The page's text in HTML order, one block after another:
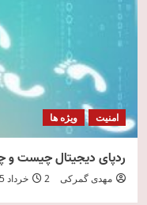
امنیت ویژه ها
ردپای دیجیتال چیست و
مهدی گمرکی 2 خرداد 1405